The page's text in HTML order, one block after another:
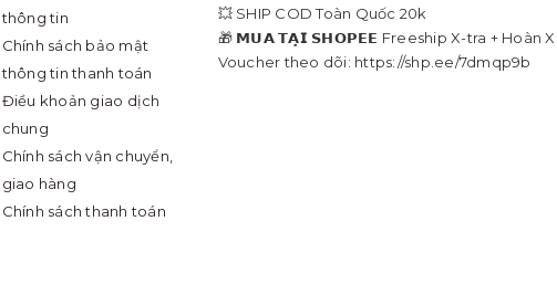
thông tin
Chính sách bảo mật
thông tin thanh toán
Điều khoản giao dịch
chung
Chính sách vận chuyển,
giao hàng
Chính sách thanh toán
💥 SHIP COD Toàn Quốc 20k
🎁 𝗠𝗨𝗔 𝗧𝗔̣𝗜 𝗦𝗛𝗢𝗣𝗘𝗘 Freeship X-tra + Hoàn
Voucher theo dõi: https://shp.ee/7dmqp9b